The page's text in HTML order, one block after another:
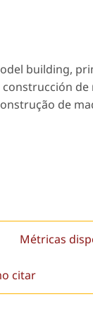
building,
de
Métricas
citar